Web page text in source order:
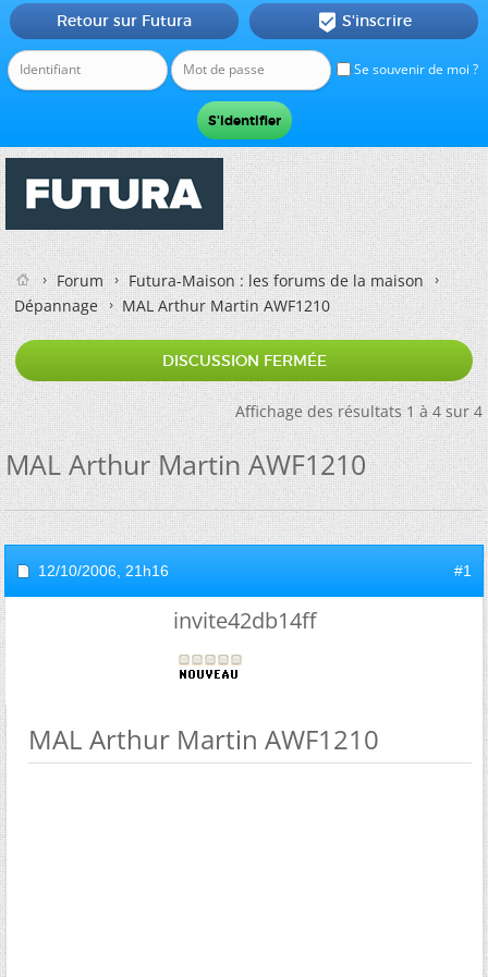
Se souvenir de moi ?
Retour sur Futura  S'inscrire
Forum
Futura-Maison : les forums de la maison
Dépannage
MAL Arthur Martin AWF1210
DISCUSSION FERMÉE
Affichage des résultats 1 à 4 sur 4
MAL Arthur Martin AWF1210
12/10/2006, 21h16 #1
invite42db14ff
MAL Arthur Martin AWF1210